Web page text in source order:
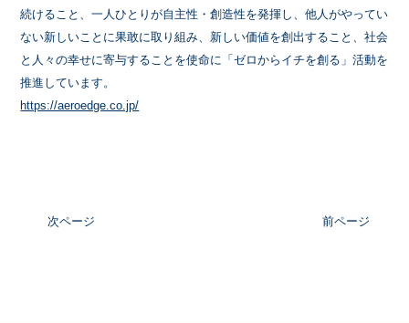
続けること、一人ひとりが自主性・創造性を発揮し、他人がやってい
ない新しいことに果敢に取り組み、新しい価値を創出すること、社会
と人々の幸せに寄与することを使命に「ゼロからイチを創る」活動を
推進しています。
https://aeroedge.co.jp/
前ページ
次ページ